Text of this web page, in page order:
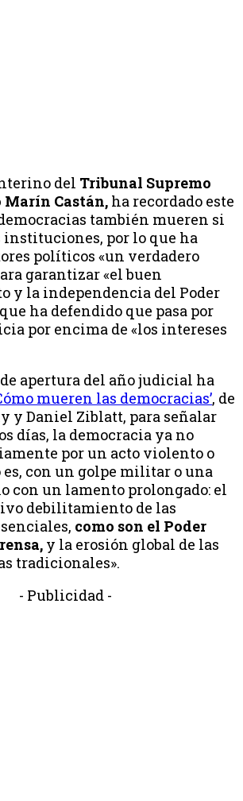
del Tribunal Supremo
Marín Castán, ha recordado este
también mueren si
por lo que ha
políticos «un verdadero
garantizar «el buen
y la independencia del Poder
ha defendido que pasa por
por encima de «los intereses
apertura del año judicial ha
mueren las democracias’, de
y Daniel Ziblatt, para señalar
días, la democracia ya no
por un acto violento o
es, con un golpe militar o una
con un lamento prolongado: el
debilitamiento de las
como son el Poder
y la erosión global de las
tradicionales».
- Publicidad -